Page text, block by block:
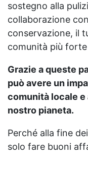
sostegno alla
collaborazione
conservazione, il
comunità più
Grazie a queste
può avere un
comunità locale
nostro pianeta.
Perché alla fine
solo fare buoni